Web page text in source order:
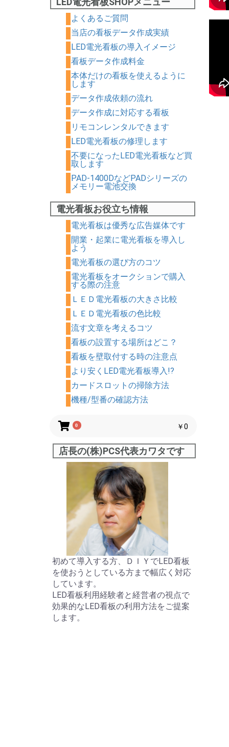
よくあるご質問
当店の看板データ作成実績
LED電光看板の導入イメージ
看板データ作成料金
本体だけの看板を使えるように
します
データ作成依頼の流れ
データ作成に対応する看板
リモコンレンタルできます
LED電光看板の修理します
不要になったLED電光看板など買
取します
PAD-1400DなどPADシリーズの
メモリー電池交換
電光看板お役立ち情報
電光看板は優秀な広告媒体です
開業・起業に電光看板を導入し
よう
電光看板の選び方のコツ
電光看板をオークションで購入
する際の注意
ＬＥＤ電光看板の大きさ比較
ＬＥＤ電光看板の色比較
流す文章を考えるコツ
看板の設置する場所はどこ？
看板を壁取付する時の注意点
より安くLED電光看板導入!?
カードスロットの掃除方法
機種/型番の確認方法
0 ￥0
店長の(株)PCS代表カワタです
初めて導入する方、ＤＩＹでLED看板
を使おうとしている方まで幅広く対応
しています。
LED看板利用経験者と経営者の視点で
効果的なLED看板の利用方法をご提案
します。